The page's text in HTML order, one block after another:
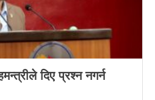
दिए प्रश्न नगर्न